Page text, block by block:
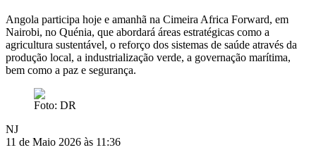
Angola participa hoje e amanhã na Cimeira Africa Forward, em
Nairobi, no Quénia, que abordará áreas estratégicas como a
agricultura sustentável, o reforço dos sistemas de saúde através da
produção local, a industrialização verde, a governação marítima,
bem como a paz e segurança.
Foto: DR
NJ
11 de Maio 2026 às 11:36